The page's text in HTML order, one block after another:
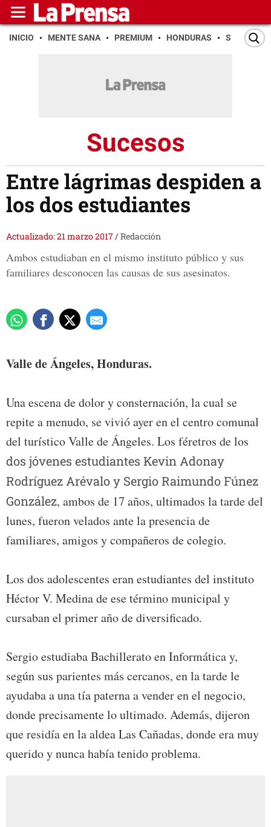
INICIO MENTE SANA PREMIUM HONDURAS SAN PEDRO
Sucesos
Entre lágrimas despiden a
los dos estudiantes
Actualizado: 21 marzo 2017/Redacción
Ambos estudiaban en el mismo instituto público y sus
familiares desconocen las causas de sus asesinatos.
Valle de Ángeles, Honduras.
Una escena de dolor y consternación, la cual se
repite a menudo, se vivió ayer en el centro comunal
del turístico Valle de Ángeles. Los féretros de los
dos jóvenes estudiantes Kevin Adonay
Rodríguez Arévalo y Sergio Raimundo Fúnez
González, ambos de 17 años, ultimados la tarde del
lunes, fueron velados ante la presencia de
familiares, amigos y compañeros de colegio.
Los dos adolescentes eran estudiantes del instituto
Héctor V. Medina de ese término municipal y
cursaban el primer año de diversificado.
Sergio estudiaba Bachillerato en Informática y,
según sus parientes más cercanos, en la tarde le
ayudaba a una tía paterna a vender en el negocio,
donde precisamente lo ultimado. Además, dijeron
que residía en la aldea Las Cañadas, donde era muy
querido y nunca había tenido problema.